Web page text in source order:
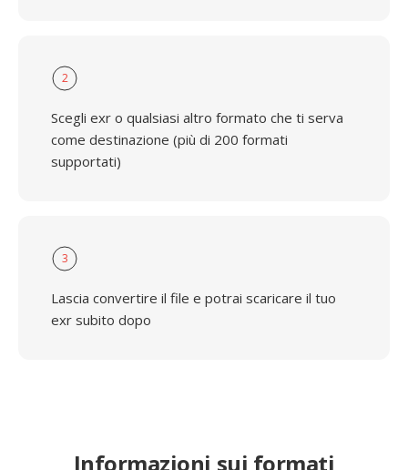
2
Scegli exr o qualsiasi altro formato che ti serva
come destinazione (più di 200 formati
supportati)
3
Lascia convertire il file e potrai scaricare il tuo
exr subito dopo
Informazioni sui formati